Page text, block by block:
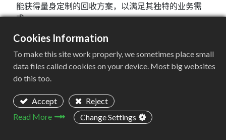
能获得量身定制的回收方案，以满足其独特的业务需
求。
See More
Cookies Information
To make this site work properly, we sometimes place small
data files called cookies on your device. Most big websites
do this too.
Accept
Reject
Read More
Change Settings